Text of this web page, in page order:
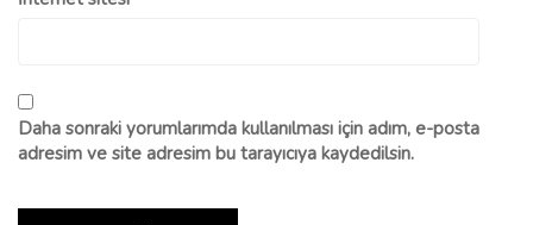
Daha sonraki yorumlarımda kullanılması için adım, e-posta
adresim ve site adresim bu tarayıcıya kaydedilsin.